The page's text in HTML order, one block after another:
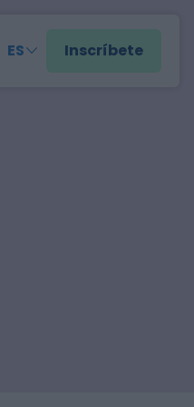
ES Inscríbete